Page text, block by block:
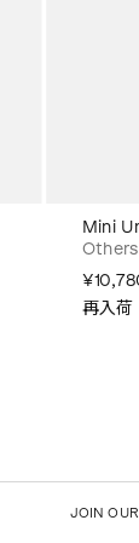
Mini
Others
再入荷
JOIN